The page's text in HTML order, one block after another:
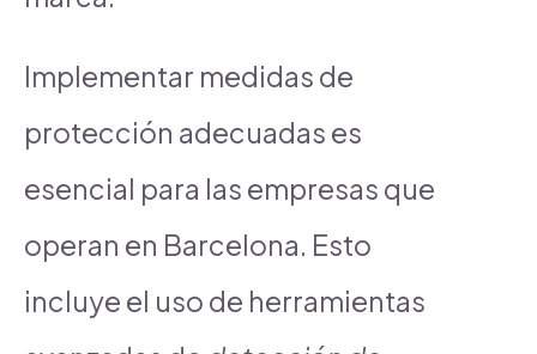
Implementar medidas de
protección adecuadas es
esencial para las empresas que
operan en Barcelona. Esto
incluye el uso de herramientas